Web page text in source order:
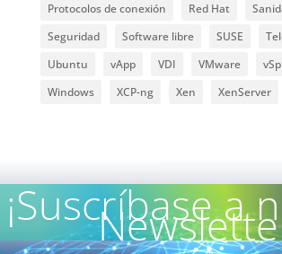
Protocolos de conexión
Red Hat
Seguridad
Software libre SUSE
Ubuntu
vApp VDI VMware
Windows
XCP-ng Xen XenServer
¡Suscríbase a